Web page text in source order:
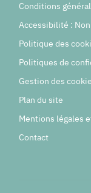
Conditions
Accessibilité :
Politique des
Politiques de
Gestion des
Plan du site
Mentions légales
Contact